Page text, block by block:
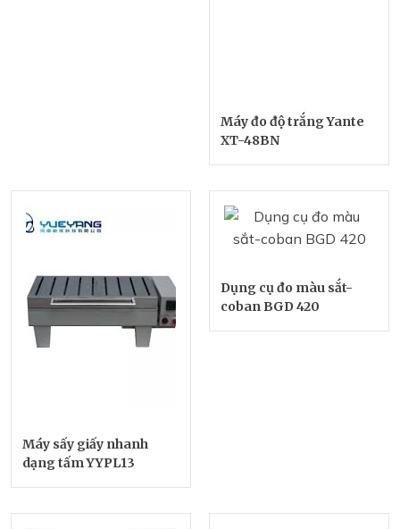
Máy đo độ trắng Yante
XT-48BN
Máy sấy giấy nhanh
dạng tấm YYPL13
Dụng cụ đo màu sắt-
coban BGD 420